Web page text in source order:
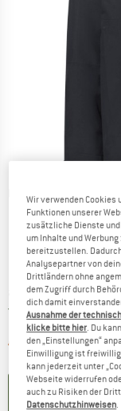
Detailansichten
Preis:CHF319.95 inkl.
Artikel zur Zeit leider
Wir verwenden Cookies
Funktionen unserer
zusätzliche Dienste
um Inhalte und
bereitzustellen.
Analysepartner von
Drittländern ohne
dem Zugriff durch
dich damit
Ausnahme der
klicke bitte hier. Du
den „Einstellungen“
Einwilligung ist
kann jederzeit unter
Webseite widerrufen
auch zu Risiken der
Datenschutzhinweisen.